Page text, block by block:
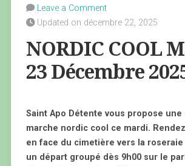
Leave a Comment
Updated on décembre 22, 2025
NORDIC COOL
23 Décembre
Saint Apo Détente vous propose une
marche nordic cool ce mardi.
en face du cimetière vers la roseraie
un départ groupé dès 9h00 sur le